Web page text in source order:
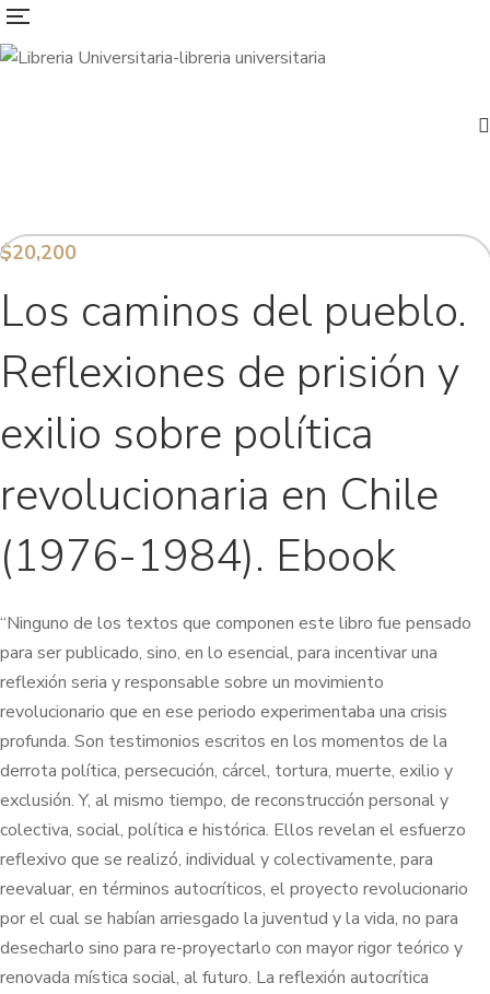
$20,200
Los caminos del pueblo.
Reflexiones de prisión y
exilio sobre política
revolucionaria en Chile
(1976-1984). Ebook
“Ninguno de los textos que componen este libro fue pensado
para ser publicado, sino, en lo esencial, para incentivar una
reflexión seria y responsable sobre un movimiento
revolucionario que en ese periodo experimentaba una crisis
profunda. Son testimonios escritos en los momentos de la
derrota política, persecución, cárcel, tortura, muerte, exilio y
exclusión. Y, al mismo tiempo, de reconstrucción personal y
colectiva, social, política e histórica. Ellos revelan el esfuerzo
reflexivo que se realizó, individual y colectivamente, para
reevaluar, en términos autocríticos, el proyecto revolucionario
por el cual se habían arriesgado la juventud y la vida, no para
desecharlo sino para re-proyectarlo con mayor rigor teórico y
renovada mística social, al futuro. La reflexión autocrítica